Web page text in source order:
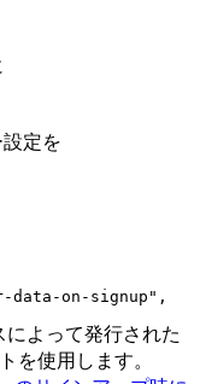
定を
data-on-signup",
よって発行された
を使用します。